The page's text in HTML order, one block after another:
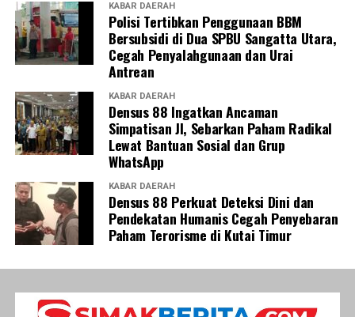
KABAR DAERAH
Polisi Tertibkan Penggunaan BBM
Bersubsidi di Dua SPBU Sangatta Utara,
Cegah Penyalahgunaan dan Urai
Antrean
KABAR DAERAH
Densus 88 Ingatkan Ancaman
Simpatisan JI, Sebarkan Paham Radikal
Lewat Bantuan Sosial dan Grup
WhatsApp
KABAR DAERAH
Densus 88 Perkuat Deteksi Dini dan
Pendekatan Humanis Cegah Penyebaran
Paham Terorisme di Kutai Timur